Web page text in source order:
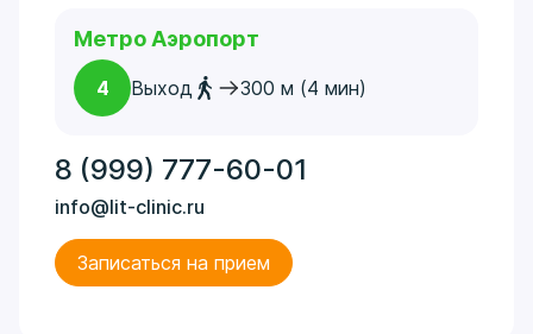
Метро Аэропорт
4 Выход 300 м (4 мин)
8 (999) 777-60-01
info@lit-clinic.ru
Записаться на прием